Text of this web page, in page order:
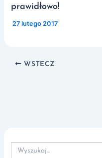
Search
for:
prawidłowo!
/
27 lutego 2017
WSTECZ